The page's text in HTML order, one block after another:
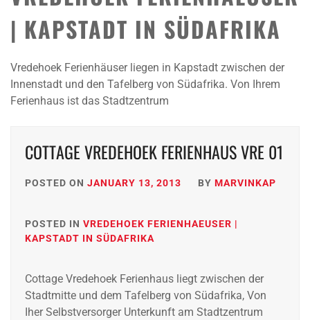
| KAPSTADT IN SÜDAFRIKA
Vredehoek Ferienhäuser liegen in Kapstadt zwischen der
Innenstadt und den Tafelberg von Südafrika. Von Ihrem
Ferienhaus ist das Stadtzentrum
COTTAGE VREDEHOEK FERIENHAUS VRE 01
POSTED ON JANUARY 13, 2013 BY MARVINKAP
POSTED IN VREDEHOEK FERIENHAEUSER |
KAPSTADT IN SÜDAFRIKA
Cottage Vredehoek Ferienhaus liegt zwischen der
Stadtmitte und dem Tafelberg von Südafrika, Von
Iher Selbstversorger Unterkunft am Stadtzentrum